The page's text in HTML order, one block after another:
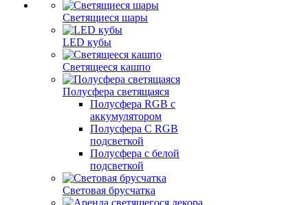
Светящиеся шары
LED кубы
Светящееся кашпо
Полусфера светящаяся
Полусфера RGB с
аккумулятором
Полусфера С RGB
подсветкой
Полусфера с белой
подсветкой
Световая брусчатка